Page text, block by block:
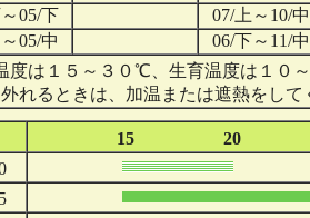
05/下
07/上～10/中
05/中 06/下～11/中
度は１５～３０℃、生育温度は１０
れるときは、加温または遮熱をして
15
20